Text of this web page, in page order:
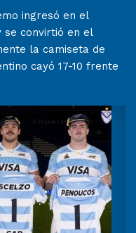
ingresó en el
se convirtió en el
la camiseta de
cayó 17-10 frente